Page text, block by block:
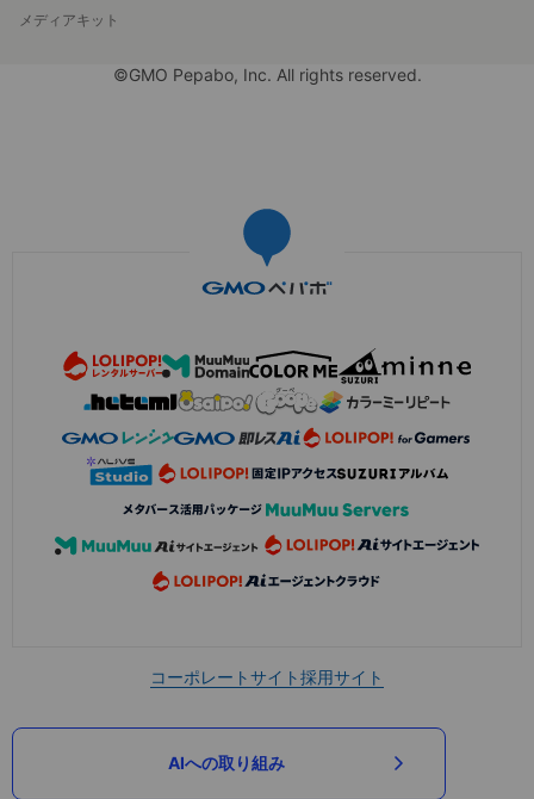
メディアキット
©GMO Pepabo, Inc. All rights reserved.
コーポレートサイト採用サイト
AIへの取り組み